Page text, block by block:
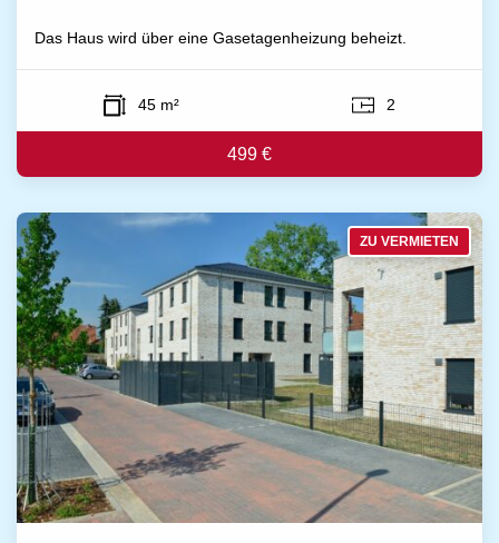
Das Haus wird über eine Gasetagenheizung beheizt.
45 m² 2
499 €
ZU VERMIETEN